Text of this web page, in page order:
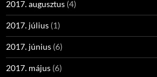
2017. augusztus (4)
2017. július (1)
2017. június (6)
2017. május (6)